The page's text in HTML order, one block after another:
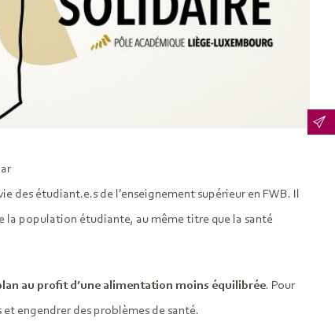
des étudiant.e.s de l’enseignement supérieur en FWB. Il
la population étudiante, au même titre que la santé
au profit d’une alimentation moins équilibrée. Pour
engendrer des problèmes de santé.